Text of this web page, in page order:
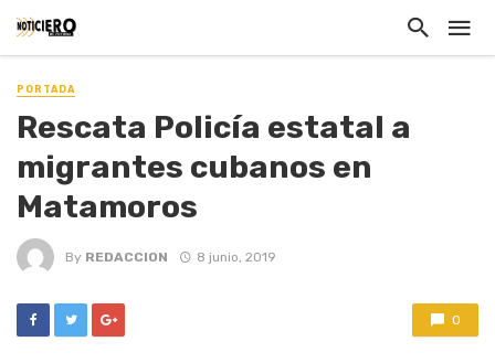
PORTADA
Rescata Policía estatal a
migrantes cubanos en
Matamoros
By REDACCION 8 junio, 2019
0